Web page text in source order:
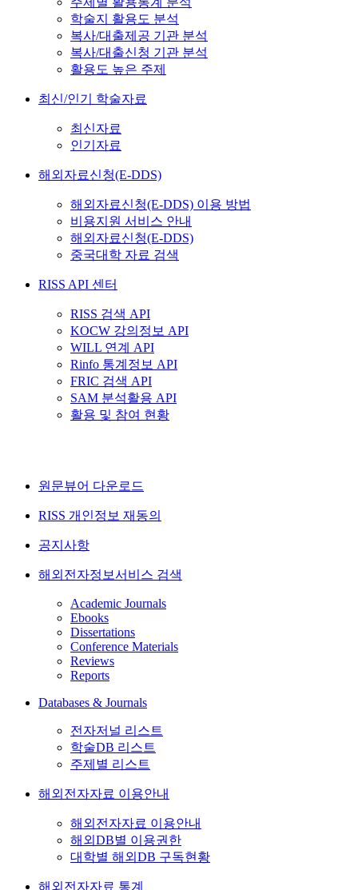
학술지 활용도 분석
복사/대출제공 기관 분석
복사/대출신청 기관 분석
활용도 높은 주제
최신/인기 학술자료
최신자료
인기자료
해외자료신청(E-DDS)
해외자료신청(E-DDS) 이용 방법
비용지원 서비스 안내
해외자료신청(E-DDS)
중국대학 자료 검색
RISS API 센터
RISS 검색 API
KOCW 강의정보 API
WILL 연계 API
Rinfo 통계정보 API
FRIC 검색 API
SAM 분석활용 API
활용 및 참여 현황
원문뷰어 다운로드
RISS 개인정보 재동의
공지사항
해외전자정보서비스 검색
Academic Journals
Ebooks
Dissertations
Conference Materials
Reviews
Reports
Databases & Journals
전자저널 리스트
학술DB 리스트
주제별 리스트
해외전자자료 이용안내
해외전자자료 이용안내
해외DB별 이용권한
대학별 해외DB 구독현황
해외전자자료 통계